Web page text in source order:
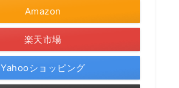
Amazon
楽天市場
Yahooショッピング